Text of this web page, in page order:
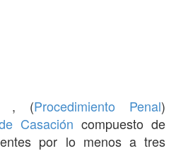
, (Procedimiento Penal)
Casación compuesto de
por lo menos a tres